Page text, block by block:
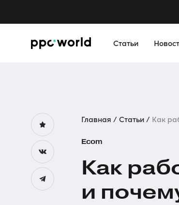
Статьи
Главная Статьи Как
Ecom
Как
и